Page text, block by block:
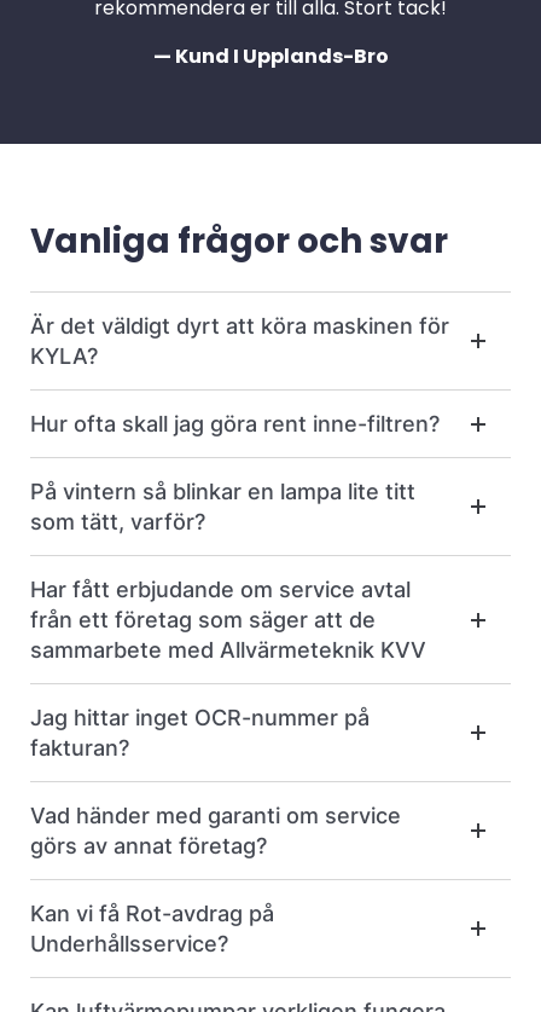
rekommendera er till alla. Stort tack!
— Kund I Upplands-Bro
Vanliga frågor och svar
Är det väldigt dyrt att köra maskinen för
KYLA?
Hur ofta skall jag göra rent inne-filtren?
På vintern så blinkar en lampa lite titt
som tätt, varför?
Har fått erbjudande om service avtal
från ett företag som säger att de
sammarbete med Allvärmeteknik KVV
Jag hittar inget OCR-nummer på
fakturan?
Vad händer med garanti om service
görs av annat företag?
Kan vi få Rot-avdrag på
Underhållsservice?